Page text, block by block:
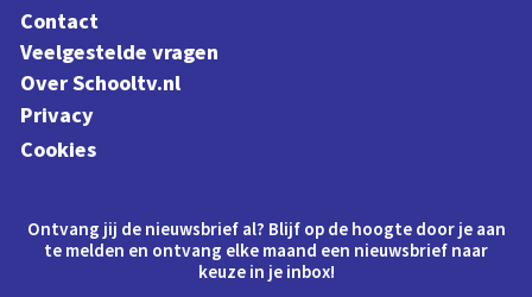
Contact
Veelgestelde vragen
Over Schooltv.nl
Privacy
Cookies
Ontvang jij de nieuwsbrief al? Blijf op de hoogte door je aan
te melden en ontvang elke maand een nieuwsbrief naar
keuze in je inbox!